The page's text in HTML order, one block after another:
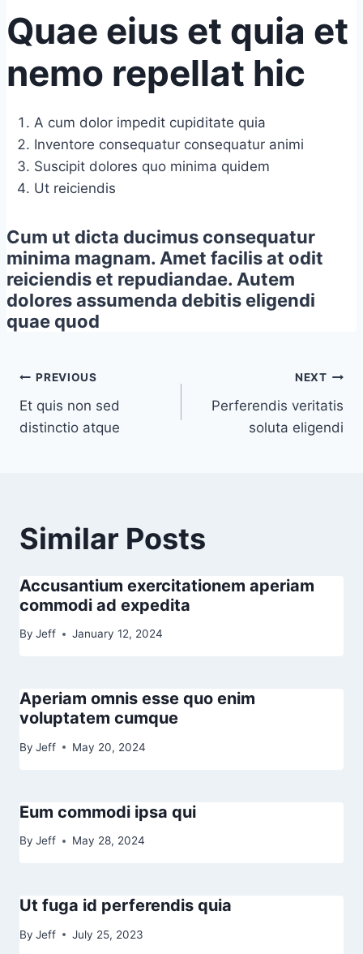
Quae eius et quia et
nemo repellat hic
A cum dolor impedit cupiditate quia
Inventore consequatur consequatur animi
Suscipit dolores quo minima quidem
Ut reiciendis
Cum ut dicta ducimus consequatur
minima magnam. Amet facilis at odit
reiciendis et repudiandae. Autem
dolores assumenda debitis eligendi
quae quod
Post
navigation
PREVIOUS
Et quis non sed
distinctio atque
NEXT
Perferendis veritatis
soluta eligendi
Similar Posts
Accusantium exercitationem aperiam
commodi ad expedita
By Jeff January 12, 2024
Aperiam omnis esse quo enim
voluptatem cumque
By Jeff May 20, 2024
Eum commodi ipsa qui
By Jeff May 28, 2024
Ut fuga id perferendis quia
By Jeff July 25, 2023